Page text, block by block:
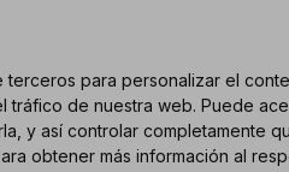
terceros para personalizar el
tráfico de nuestra web. Puede
y así controlar completamente
obtener más información al